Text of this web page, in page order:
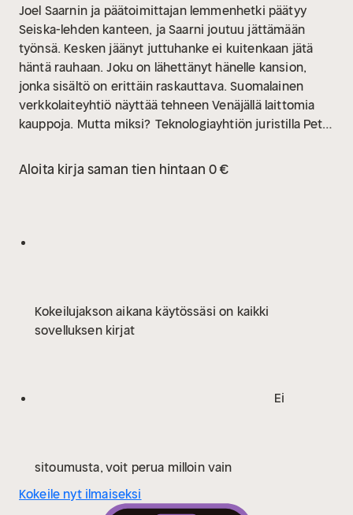
Joel Saarnin ja päätoimittajan lemmenhetki päätyy
Seiska-lehden kanteen, ja Saarni joutuu jättämään
työnsä. Kesken jäänyt juttuhanke ei kuitenkaan jätä
häntä rauhaan. Joku on lähettänyt hänelle kansion,
jonka sisältö on erittäin raskauttava. Suomalainen
verkkolaiteyhtiö näyttää tehneen Venäjällä laittomia
kauppoja. Mutta miksi? Teknologiayhtiön juristilla Petra
Hänellä on pakkomielle selvittää yhden 1990-luvulla
kadonneen lapsen mysteeri.
vaarallinen Osasto K.
sivuun. Tuomas Niskakangas (s. 1980) on
jännityskirjailija ja Helsingin Sanomien toimittaja.
Hän on aiemmin kirjoittanut suositun Leo Koski -
Aloita kirja saman tien hintaan 0 €
Kokeilujakson aikana käytössäsi on kaikki
sovelluksen kirjat
Ei
sitoumusta, voit perua milloin vain
Kokeile nyt ilmaiseksi